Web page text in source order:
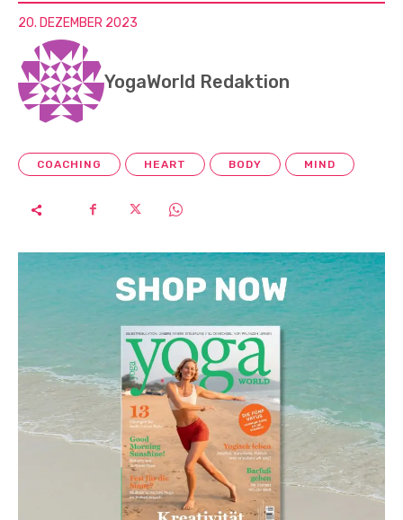
20. DEZEMBER 2023
YogaWorld Redaktion
COACHING HEART BODY MIND